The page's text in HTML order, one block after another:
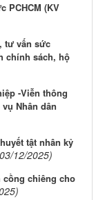
PCHCM (KV
tư vấn sức
chính sách, hộ
-Viễn thông
Nhân dân
tật nhân kỷ
12/2025)
cồng chiêng cho